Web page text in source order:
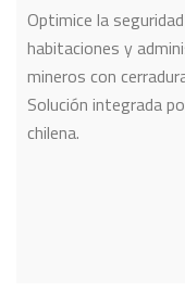
Optimice la
habitaciones y
mineros con
Solución integrada
chilena.